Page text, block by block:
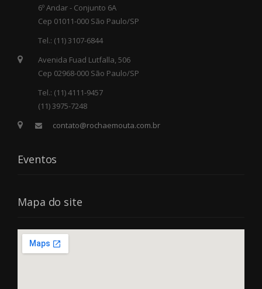
6º Andar - Conjunto 6A
Cep 01011-000 São Paulo/SP
Tel.: (11) 3107-6844
Avenida Fuad Lutfalla, 506
Cep 02968-000 São Paulo/SP
Tel.: (11) 4111-9457
(11) 3975-7248
contato@rochaemouta.com.br
Eventos
Mapa do site